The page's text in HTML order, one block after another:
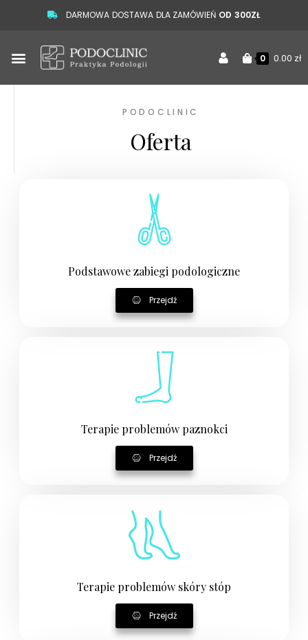
DARMOWA DOSTAWA DLA ZAMÓWIEŃ OD 300ZŁ
0 0.00 zł
PODOCLINIC
Oferta
Podstawowe zabiegi podologiczne
Przejdź
Terapie problemów paznokci
Przejdź
Terapie problemów skóry stóp
Przejdź